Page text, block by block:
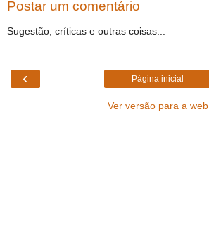
Postar um comentário
Sugestão, críticas e outras coisas...
‹ Página inicial
Ver versão para a web